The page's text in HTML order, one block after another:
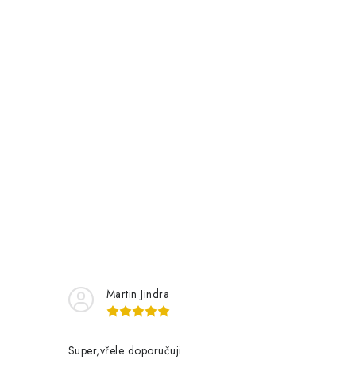
Martin Jindra
Super,vřele doporučuji